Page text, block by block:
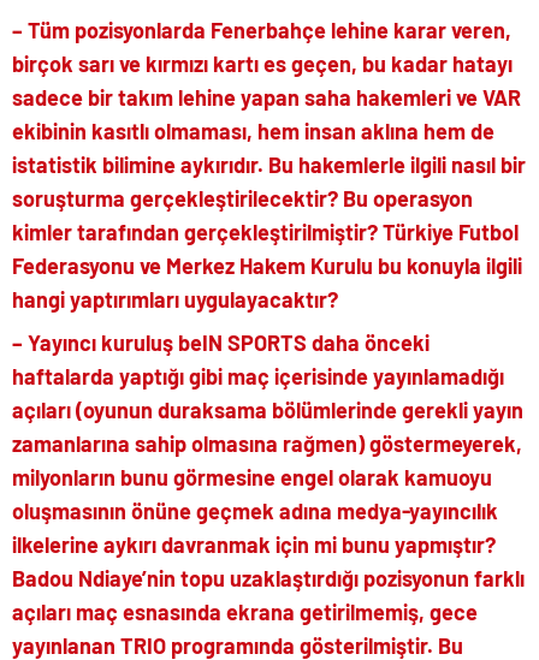
– Tüm pozisyonlarda Fenerbahçe lehine karar veren,
birçok sarı ve kırmızı kartı es geçen, bu kadar hatayı
sadece bir takım lehine yapan saha hakemleri ve VAR
ekibinin kasıtlı olmaması, hem insan aklına hem de
istatistik bilimine aykırıdır. Bu hakemlerle ilgili nasıl bir
soruşturma gerçekleştirilecektir? Bu operasyon
kimler tarafından gerçekleştirilmiştir? Türkiye Futbol
Federasyonu ve Merkez Hakem Kurulu bu konuyla ilgili
hangi yaptırımları uygulayacaktır?
– Yayıncı kuruluş beIN SPORTS daha önceki
haftalarda yaptığı gibi maç içerisinde yayınlamadığı
açıları (oyunun duraksama bölümlerinde gerekli yayın
zamanlarına sahip olmasına rağmen) göstermeyerek,
milyonların bunu görmesine engel olarak kamuoyu
oluşmasının önüne geçmek adına medya-yayıncılık
ilkelerine aykırı davranmak için mi bunu yapmıştır?
Badou Ndiaye’nin topu uzaklaştırdığı pozisyonun farklı
açıları maç esnasında ekrana getirilmemiş, gece
yayınlanan TRIO programında gösterilmiştir. Bu